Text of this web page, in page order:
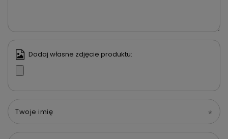
Dodaj własne zdjęcie produktu:
Twoje imię